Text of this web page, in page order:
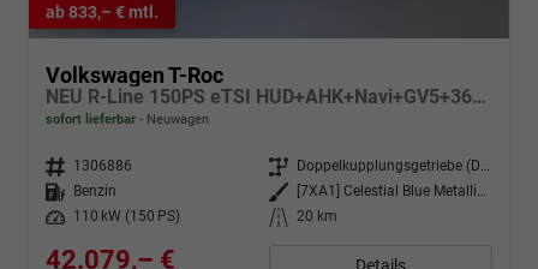
ab 833,– € mtl.
Volkswagen T-Roc
NEU R-Line 150PS eTSI HUD+AHK+Navi+GV5+360°+IQ.Light+Parklenk+eHeck+BlackStyle
sofort lieferbar Neuwagen
Fahrzeugnr. 1306886 Getriebe
Doppelkupplungsgetriebe (DSG)
Kraftstoff
Benzin Außenfarbe
[7XA1] Celestial Blue Metallic / Dach Schwarz
Leistung
110 kW (150 PS) Kilometerstand 20 km
42.079,– €